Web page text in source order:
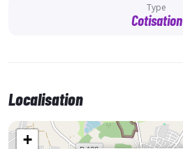
Type
Cotisation
Localisation
+